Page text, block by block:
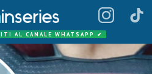
AL CANALE WHATSAPP ✔